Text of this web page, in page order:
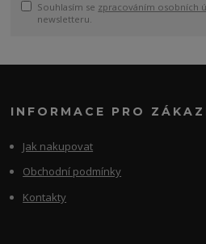
Souhlasím se zpracováním osobních
newsletteru.
INFORMACE PRO
Jak nakupovat
Obchodní podmínky
Kontakty